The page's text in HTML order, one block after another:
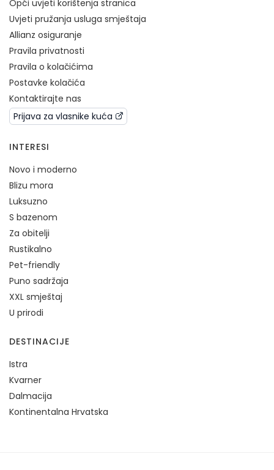
Opći uvjeti korištenja stranica
Uvjeti pružanja usluga smještaja
Allianz osiguranje
Pravila privatnosti
Pravila o kolačićima
Postavke kolačića
Kontaktirajte nas
Prijava za vlasnike kuća
INTERESI
Novo i moderno
Blizu mora
Luksuzno
S bazenom
Za obitelji
Rustikalno
Pet-friendly
Puno sadržaja
XXL smještaj
U prirodi
DESTINACIJE
Istra
Kvarner
Dalmacija
Kontinentalna Hrvatska